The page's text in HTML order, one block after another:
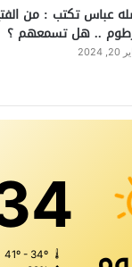
عباس تكتب : من
.. هل تسمعهم ؟
2024
41º - 34º